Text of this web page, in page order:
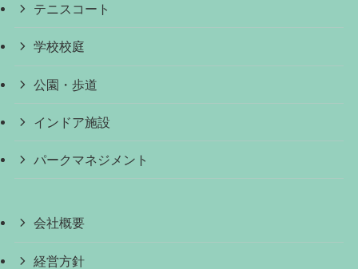
テニスコート
学校校庭
公園・歩道
インドア施設
パークマネジメント
会社概要
経営方針